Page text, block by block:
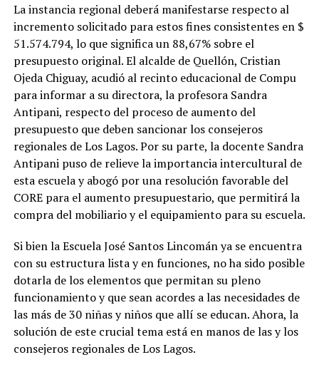
La instancia regional deberá manifestarse respecto al
incremento solicitado para estos fines consistentes en $
51.574.794, lo que significa un 88,67% sobre el
presupuesto original. El alcalde de Quellón, Cristian
Ojeda Chiguay, acudió al recinto educacional de Compu
para informar a su directora, la profesora Sandra
Antipani, respecto del proceso de aumento del
presupuesto que deben sancionar los consejeros
regionales de Los Lagos. Por su parte, la docente Sandra
Antipani puso de relieve la importancia intercultural de
esta escuela y abogó por una resolución favorable del
CORE para el aumento presupuestario, que permitirá la
compra del mobiliario y el equipamiento para su escuela.
Si bien la Escuela José Santos Lincomán ya se encuentra
con su estructura lista y en funciones, no ha sido posible
dotarla de los elementos que permitan su pleno
funcionamiento y que sean acordes a las necesidades de
las más de 30 niñas y niños que allí se educan. Ahora, la
solución de este crucial tema está en manos de las y los
consejeros regionales de Los Lagos.